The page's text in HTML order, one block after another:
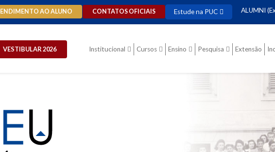
AO ALUNO CONTATOS OFICIAIS Estude na PUC ALUMNI
VESTIBULAR 2026 Institucional Cursos Ensino Pesquisa Extensão